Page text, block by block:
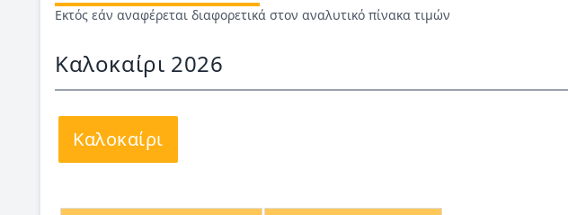
Εκτός εάν αναφέρεται διαφορετικά στον αναλυτικό πίνακα τιμών
Καλοκαίρι 2026
Καλοκαίρι